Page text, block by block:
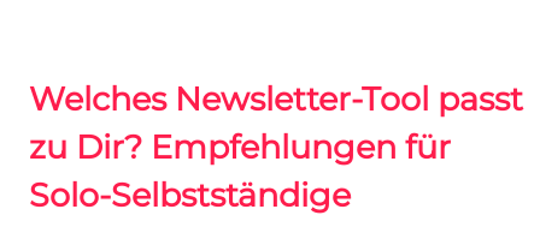
Welches Newsletter-Tool passt
zu Dir? Empfehlungen für
Solo-Selbstständige